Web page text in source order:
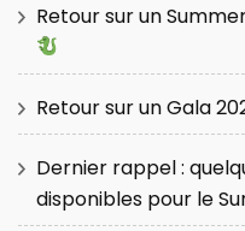
Retour sur un
Retour sur un Gala
Dernier rappel :
disponibles pour le